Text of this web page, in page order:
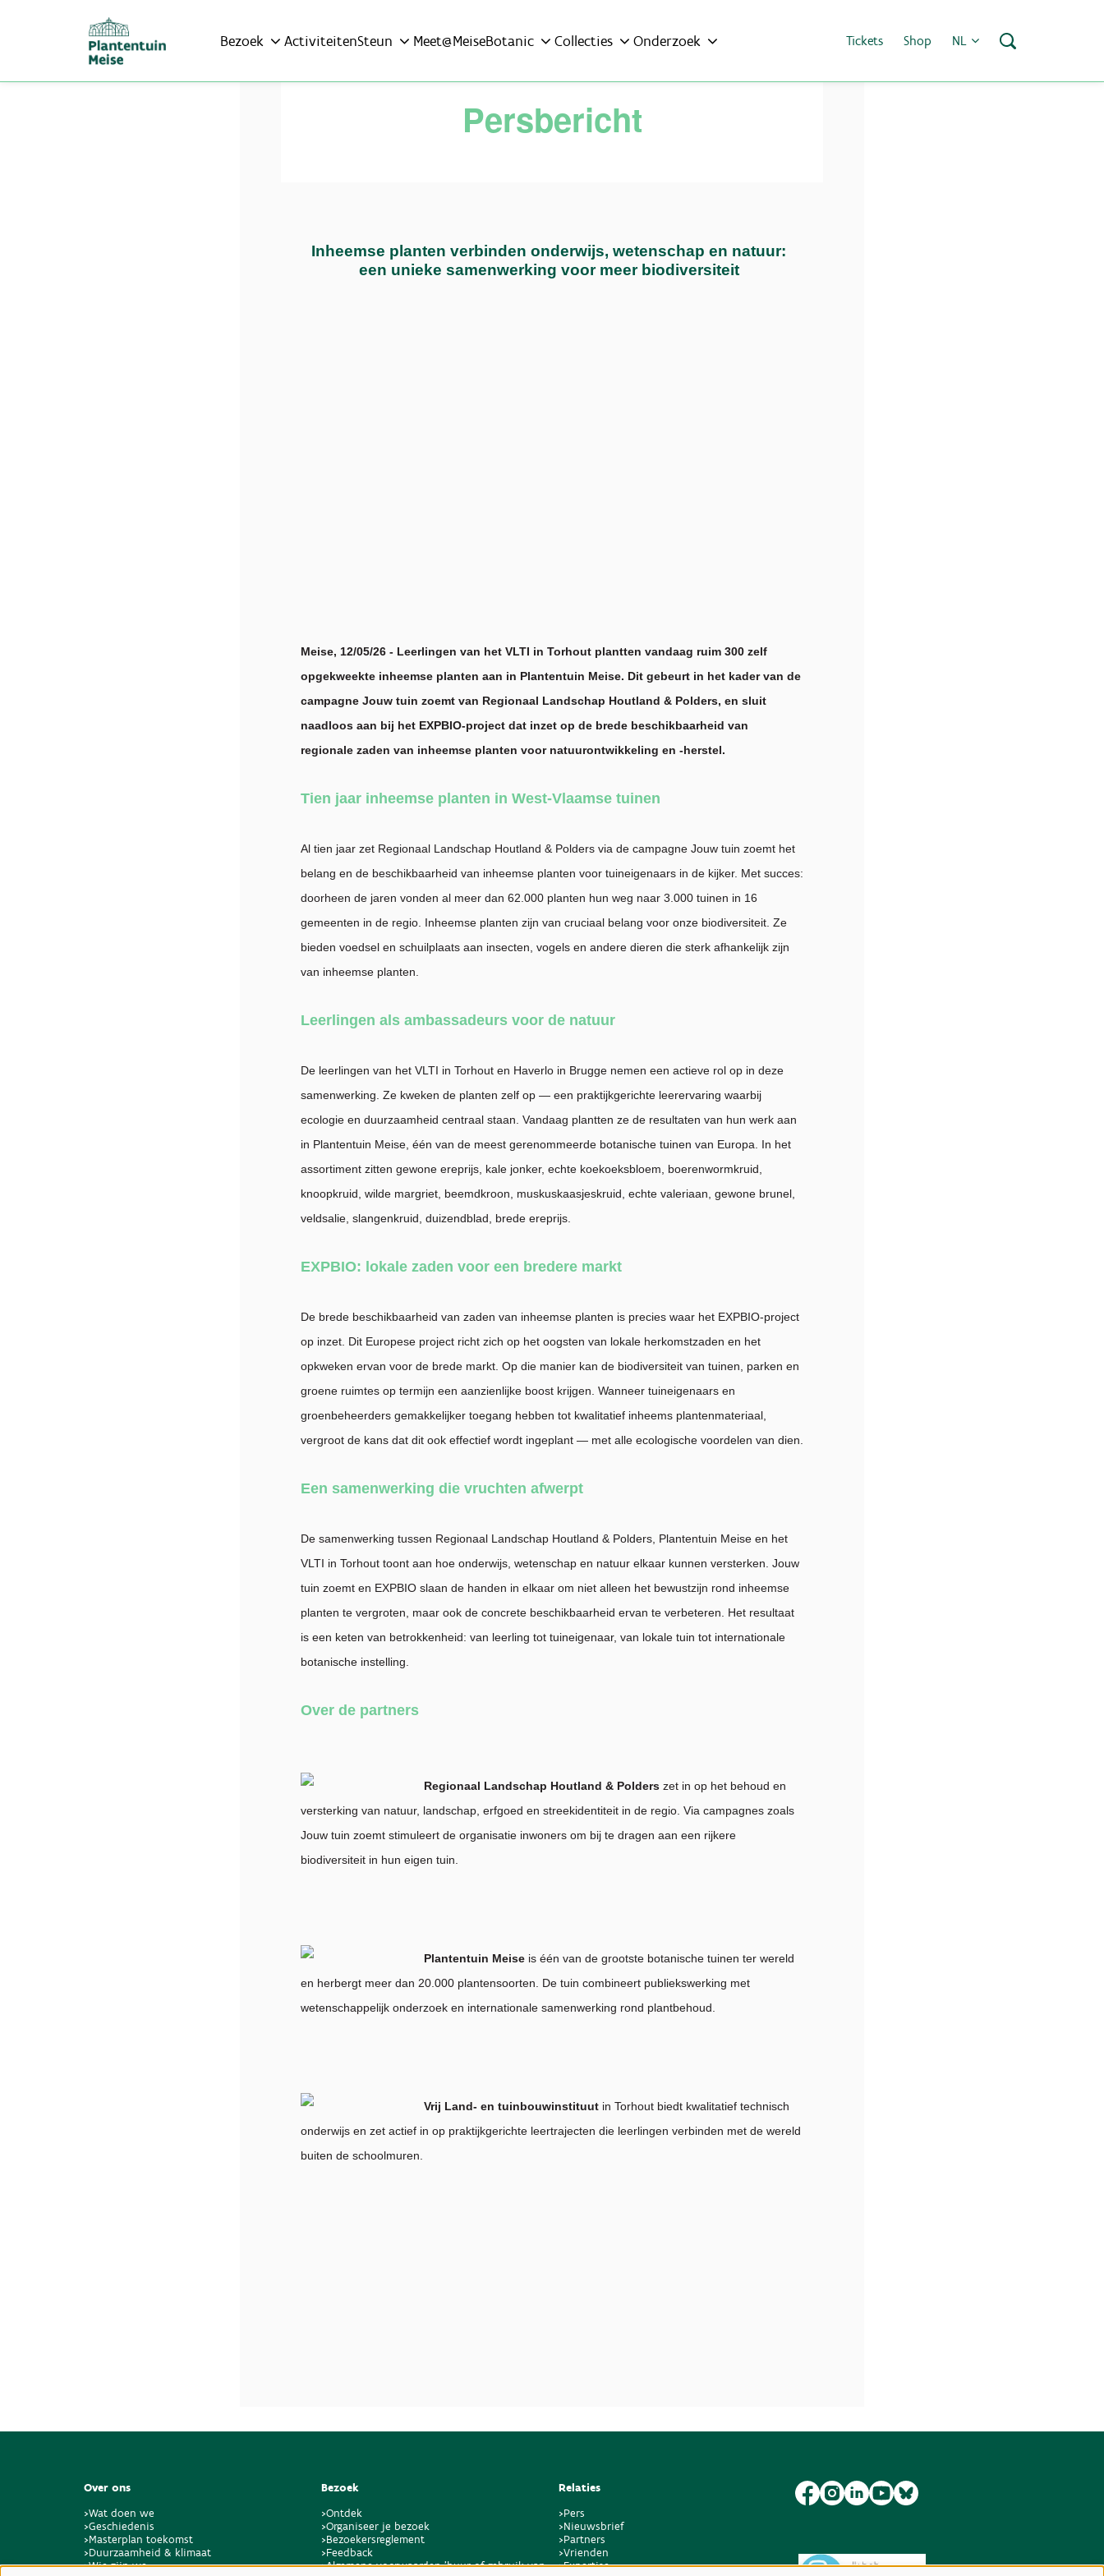
Bezoek ActiviteitenSteun Meet@MeiseBotanic Collecties Onderzoek Tickets Shop NL
Persbericht
Inheemse planten verbinden onderwijs, wetenschap en natuur:
een unieke samenwerking voor meer biodiversiteit
Meise, 12/05/26 - Leerlingen van het VLTI in Torhout plantten vandaag ruim 300 zelf
opgekweekte inheemse planten aan in Plantentuin Meise. Dit gebeurt in het kader van de
campagne Jouw tuin zoemt van Regionaal Landschap Houtland & Polders, en sluit
naadloos aan bij het EXPBIO-project dat inzet op de brede beschikbaarheid van
regionale zaden van inheemse planten voor natuurontwikkeling en -herstel.
Tien jaar inheemse planten in West-Vlaamse tuinen
Al tien jaar zet Regionaal Landschap Houtland & Polders via de campagne Jouw tuin zoemt het
belang en de beschikbaarheid van inheemse planten voor tuineigenaars in de kijker. Met succes:
doorheen de jaren vonden al meer dan 62.000 planten hun weg naar 3.000 tuinen in 16
gemeenten in de regio. Inheemse planten zijn van cruciaal belang voor onze biodiversiteit. Ze
bieden voedsel en schuilplaats aan insecten, vogels en andere dieren die sterk afhankelijk zijn
van inheemse planten.
Leerlingen als ambassadeurs voor de natuur
De leerlingen van het VLTI in Torhout en Haverlo in Brugge nemen een actieve rol op in deze
samenwerking. Ze kweken de planten zelf op — een praktijkgerichte leerervaring waarbij
ecologie en duurzaamheid centraal staan. Vandaag plantten ze de resultaten van hun werk aan
in Plantentuin Meise, één van de meest gerenommeerde botanische tuinen van Europa. In het
assortiment zitten gewone ereprijs, kale jonker, echte koekoeksbloem, boerenwormkruid,
knoopkruid, wilde margriet, beemdkroon, muskuskaasjeskruid, echte valeriaan, gewone brunel,
veldsalie, slangenkruid, duizendblad, brede ereprijs.
EXPBIO: lokale zaden voor een bredere markt
De brede beschikbaarheid van zaden van inheemse planten is precies waar het EXPBIO-project
op inzet. Dit Europese project richt zich op het oogsten van lokale herkomstzaden en het
opkweken ervan voor de brede markt. Op die manier kan de biodiversiteit van tuinen, parken en
groene ruimtes op termijn een aanzienlijke boost krijgen. Wanneer tuineigenaars en
groenbeheerders gemakkelijker toegang hebben tot kwalitatief inheems plantenmateriaal,
vergroot de kans dat dit ook effectief wordt ingeplant — met alle ecologische voordelen van dien.
Een samenwerking die vruchten afwerpt
De samenwerking tussen Regionaal Landschap Houtland & Polders, Plantentuin Meise en het
VLTI in Torhout toont aan hoe onderwijs, wetenschap en natuur elkaar kunnen versterken. Jouw
tuin zoemt en EXPBIO slaan de handen in elkaar om niet alleen het bewustzijn rond inheemse
planten te vergroten, maar ook de concrete beschikbaarheid ervan te verbeteren. Het resultaat
is een keten van betrokkenheid: van leerling tot tuineigenaar, van lokale tuin tot internationale
botanische instelling.
Over de partners
Regionaal Landschap Houtland & Polders zet in op het behoud en
versterking van natuur, landschap, erfgoed en streekidentiteit in de regio. Via campagnes zoals
Jouw tuin zoemt stimuleert de organisatie inwoners om bij te dragen aan een rijkere
biodiversiteit in hun eigen tuin.
Plantentuin Meise is één van de grootste botanische tuinen ter wereld
en herbergt meer dan 20.000 plantensoorten. De tuin combineert publiekswerking met
wetenschappelijk onderzoek en internationale samenwerking rond plantbehoud.
Vrij Land- en tuinbouwinstituut in Torhout biedt kwalitatief technisch
onderwijs en zet actief in op praktijkgerichte leertrajecten die leerlingen verbinden met de wereld
buiten de schoolmuren.
Over ons
>Wat doen we
>Geschiedenis
>Masterplan toekomst
>Duurzaamheid & klimaat
>Wie zijn we
Bezoek
>Ontdek
>Organiseer je bezoek
>Bezoekersreglement
>Feedback
>Algemene voorwaarden 'huur of gebruik van
Relaties
>Pers
>Nieuwsbrief
>Partners
>Vrienden
>Expertise